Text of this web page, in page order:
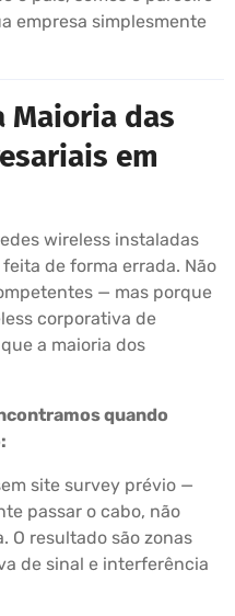
empresa simplesmente
Maioria das
em
wireless instaladas
de forma errada. Não
— mas porque
corporativa de
a maioria dos
quando
site survey prévio —
passar o cabo, não
O resultado são zonas
de sinal e interferência